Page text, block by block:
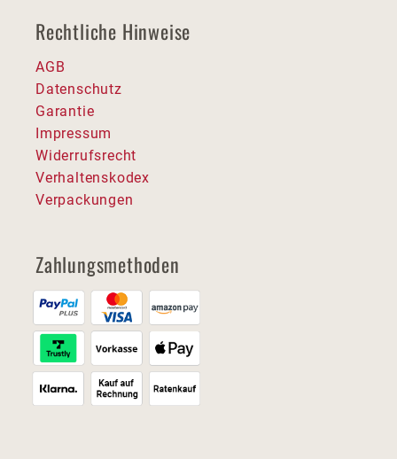
Rechtliche Hinweise
AGB
Datenschutz
Garantie
Impressum
Widerrufsrecht
Verhaltenskodex
Verpackungen
Zahlungsmethoden